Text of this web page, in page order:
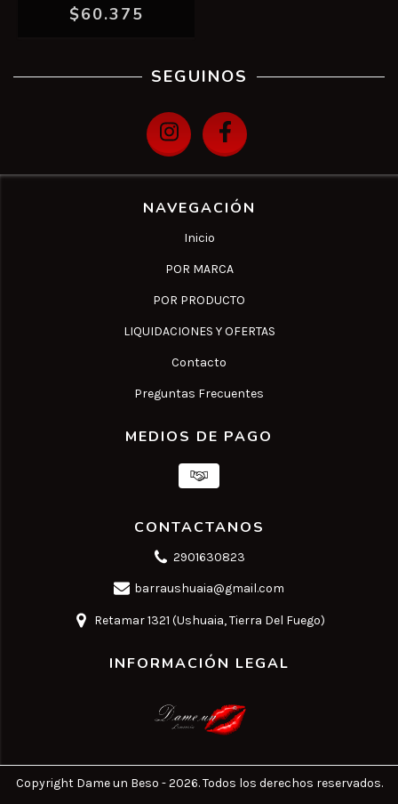
$60.375
SEGUINOS
NAVEGACIÓN
Inicio
POR MARCA
POR PRODUCTO
LIQUIDACIONES Y OFERTAS
Contacto
Preguntas Frecuentes
MEDIOS DE PAGO
CONTACTANOS
2901630823
barraushuaia@gmail.com
Retamar 1321 (Ushuaia, Tierra Del Fuego)
INFORMACIÓN LEGAL
Copyright Dame un Beso - 2026. Todos los derechos reservados.